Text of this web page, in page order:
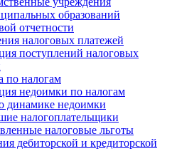
образований
отчетности
налоговых платежей
поступлений налоговых
по налогам
недоимки по налогам
динамике недоимки
налогоплательщики
налоговые льготы
дебиторской и кредиторской